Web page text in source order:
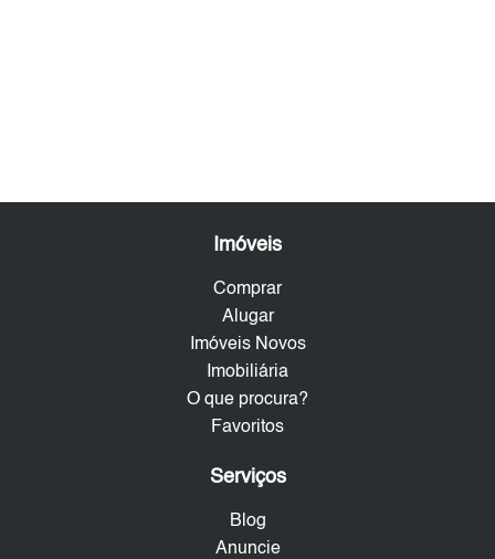
Imóveis
Comprar
Alugar
Imóveis Novos
Imobiliária
O que procura?
Favoritos
Serviços
Blog
Anuncie